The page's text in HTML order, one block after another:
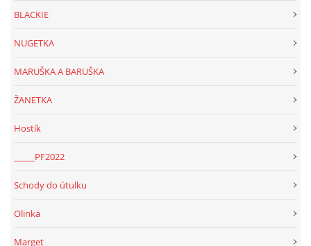
BLACKIE
NUGETKA
MARUŠKA A BARUŠKA
ŽANETKA
Hostík
_____PF2022
Schody do útulku
Olinka
Marget